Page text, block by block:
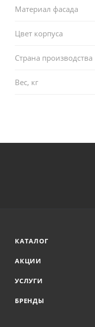
Материал фасада
Цвет корпуса
Страна производства
Вес, кг
КАТАЛОГ
АКЦИИ
УСЛУГИ
БРЕНДЫ